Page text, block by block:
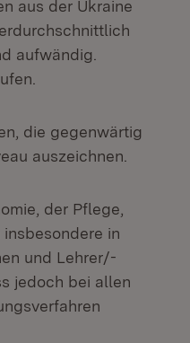
aus der Ukraine
aufwändig.
die gegenwärtig
auszeichnen.
der Pflege,
in
und Lehrer/-
jedoch bei allen